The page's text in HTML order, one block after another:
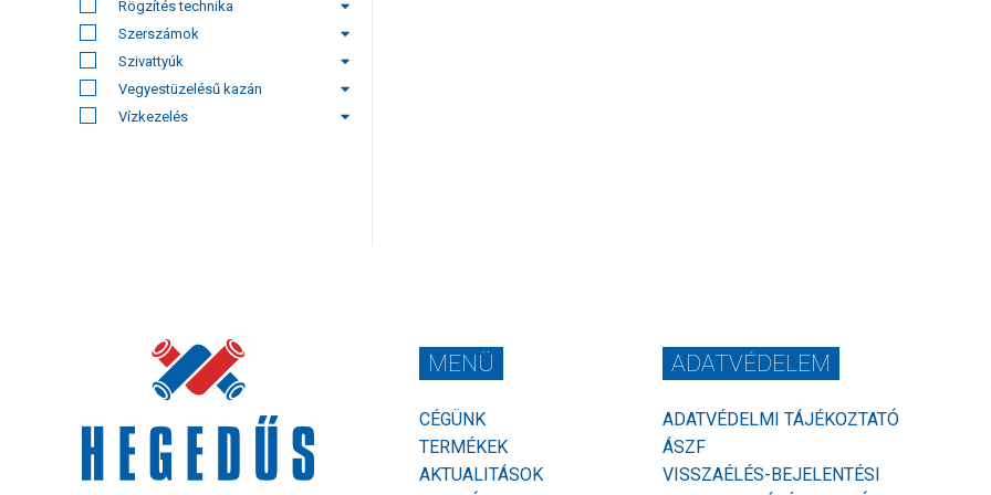
Rögzítés technika
Szerszámok
Szivattyúk
Vegyestüzelésű kazán
Vízkezelés
MENÜ
CÉGÜNK
TERMÉKEK
AKTUALITÁSOK
ADATVÉDELEM
ADATVÉDELMI TÁJÉKOZTATÓ
ÁSZF
VISSZAÉLÉS-BEJELENTÉSI